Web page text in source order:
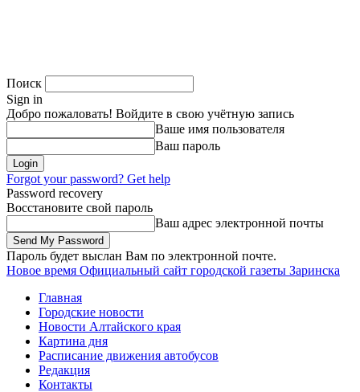
Поиск
Sign in
Добро пожаловать! Войдите в свою учётную запись
Ваше имя пользователя
Ваш пароль
Forgot your password? Get help
Password recovery
Восстановите свой пароль
Ваш адрес электронной почты
Пароль будет выслан Вам по электронной почте.
Новое время Официальный сайт городской газеты Заринска
Главная
Городские новости
Новости Алтайского края
Картина дня
Расписание движения автобусов
Редакция
Контакты